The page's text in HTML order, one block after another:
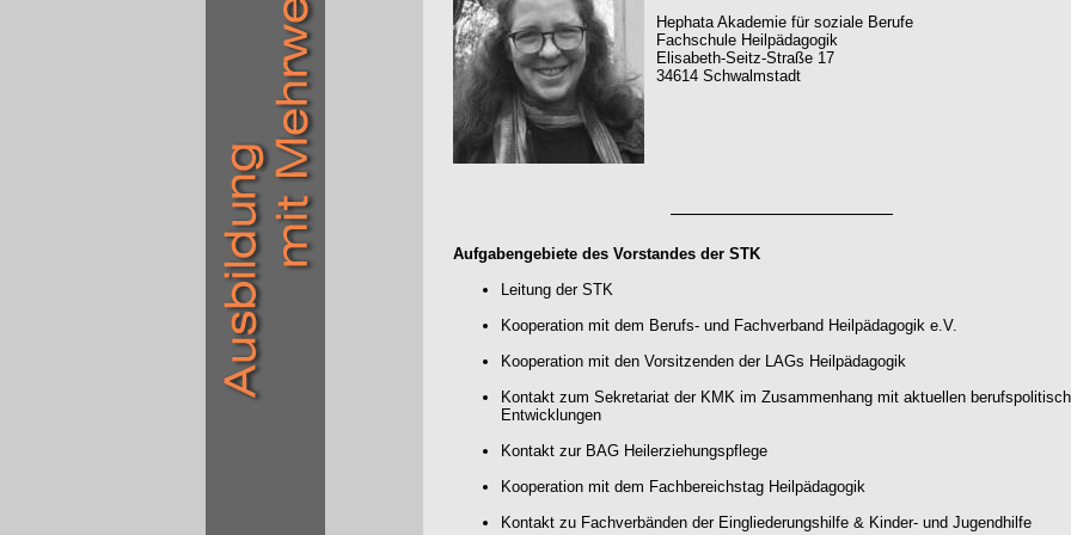
Hephata Akademie für soziale Berufe
Fachschule Heilpädagogik
Elisabeth-Seitz-Straße 17
34614 Schwalmstadt
Aufgabengebiete des Vorstandes der STK
Leitung der STK
Kooperation mit dem Berufs- und Fachverband Heilpädagogik e.V.
Kooperation mit den Vorsitzenden der LAGs Heilpädagogik
Kontakt zum Sekretariat der KMK im Zusammenhang mit aktuellen
Entwicklungen
Kontakt zur BAG Heilerziehungspflege
Kooperation mit dem Fachbereichstag Heilpädagogik
Kontakt zu Fachverbänden der Eingliederungshilfe & Kinder- und Jugendhilfe